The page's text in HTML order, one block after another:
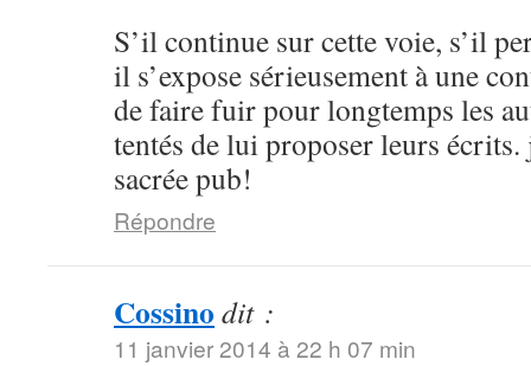
S’il continue sur cette voie, s’il
il s’expose sérieusement à une
de faire fuir pour longtemps les
tentés de lui proposer leurs
sacrée pub!
Répondre
Cossino dit :
11 janvier 2014 à 22 h 07 min